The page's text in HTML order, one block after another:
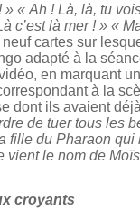
» « Ah ! Là, là, tu
c’est là mer ! » «
cartes sur
adapté à la
en marquant
à la
dont ils avaient
de tuer tous les
fille du Pharaon
vient le nom de
croyants